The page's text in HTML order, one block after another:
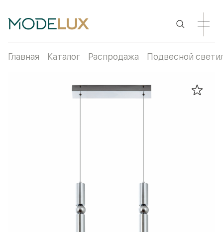
Главная Каталог Распродажа Подвесной